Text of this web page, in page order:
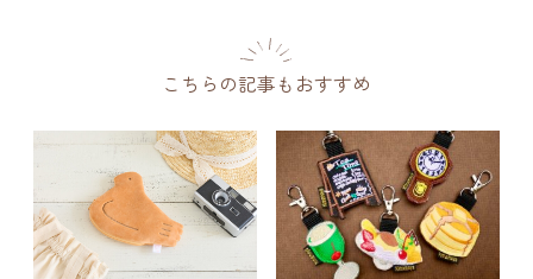
こちらの記事もおすすめ